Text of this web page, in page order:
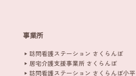
事業所
訪問看護ステーション さくらんぼ
居宅介護支援事業所 さくらんぼ
訪問看護ステーション さくらんぼ小